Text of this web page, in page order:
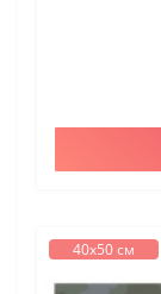
40х50 см